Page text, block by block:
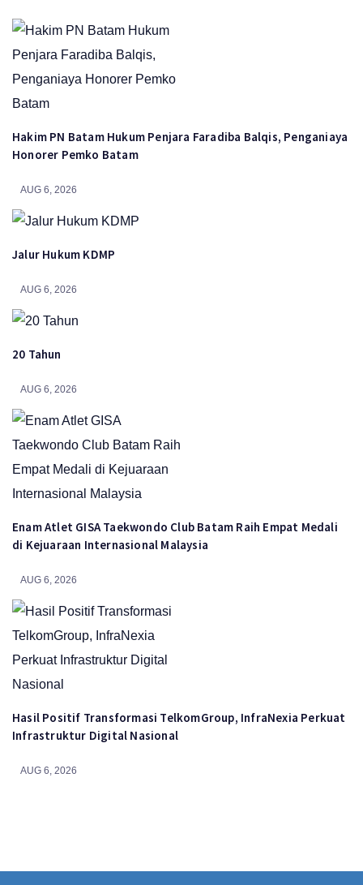
Hakim PN Batam Hukum Penjara Faradiba Balqis, Penganiaya
Honorer Pemko Batam
AUG 6, 2026
Jalur Hukum KDMP
AUG 6, 2026
20 Tahun
AUG 6, 2026
Enam Atlet GISA Taekwondo Club Batam Raih Empat Medali
di Kejuaraan Internasional Malaysia
AUG 6, 2026
Hasil Positif Transformasi TelkomGroup, InfraNexia Perkuat
Infrastruktur Digital Nasional
AUG 6, 2026